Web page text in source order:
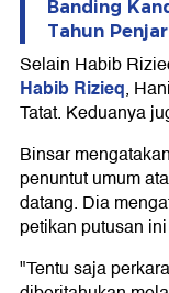
Banding
Tahun
Selain Habib
Habib Rizieq,
Tatat. Keduanya
Binsar
penuntut umum
datang. Dia
petikan putusan
"Tentu saja